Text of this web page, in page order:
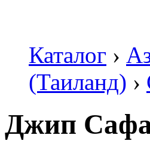
Каталог ›
(Таиланд) ›
Джип